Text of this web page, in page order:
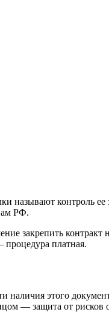
называют контроль
РФ.
закрепить контракт
платная.
наличия этого
— защита от рисков